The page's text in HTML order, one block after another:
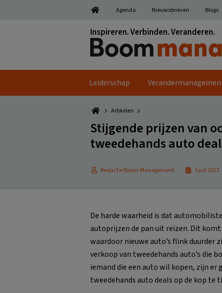
Agenda Nieuwsbrieven Blogs
Inspireren. Verbinden. Veranderen.
Leiderschap
Artikelen
Stijgende prijzen van
tweedehands auto
Redactie Boom Management 5 juli 2022
De harde waarheid is dat
autoprijzen de pan uit reizen. Dit
waardoor nieuwe auto’s flink
verkoop van tweedehands auto’s die
iemand die een auto wil kopen, zijn
tweedehands auto deals op de kop te